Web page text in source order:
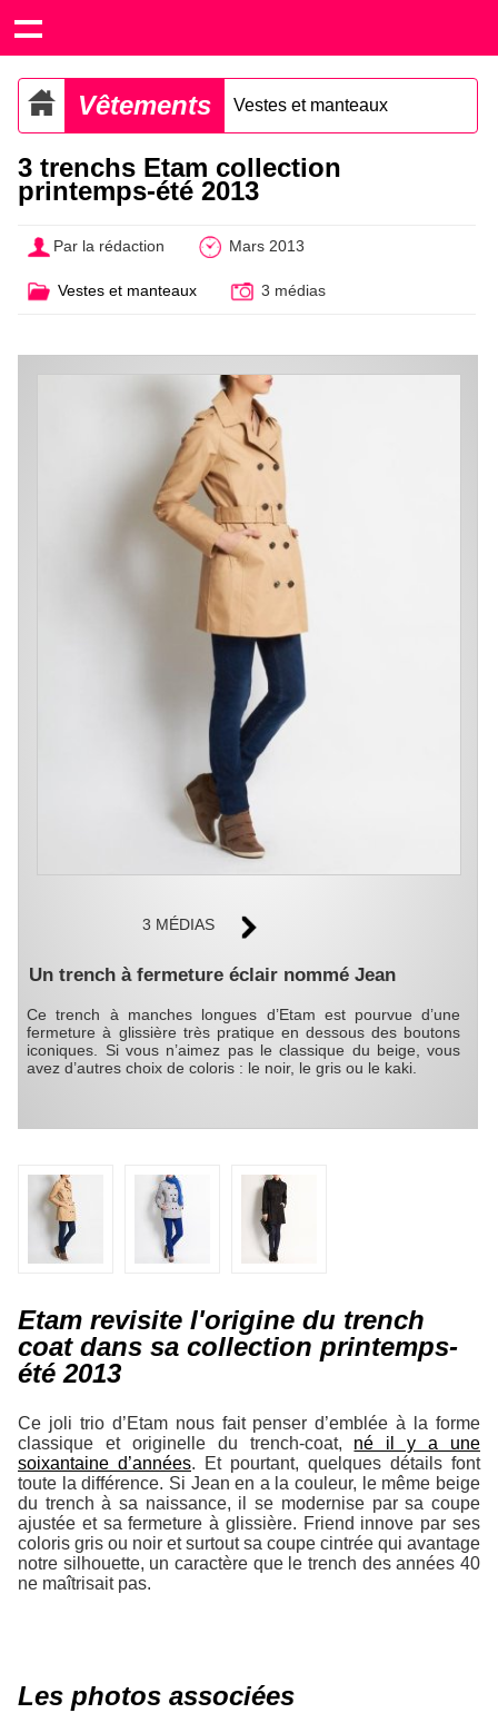
Vêtements Vestes et manteaux
3 trenchs Etam collection
printemps-été 2013
Par la rédaction Mars 2013
Vestes et manteaux 3 médias
3 MÉDIAS
Un trench à fermeture éclair nommé Jean
Ce trench à manches longues d’Etam est pourvue d’une
fermeture à glissière très pratique en dessous des boutons
iconiques. Si vous n’aimez pas le classique du beige, vous
avez d’autres choix de coloris : le noir, le gris ou le kaki.
Etam revisite l'origine du trench
coat dans sa collection printemps-
été 2013
Ce joli trio d’Etam nous fait penser d’emblée à la forme
classique et originelle du trench-coat, né il y a une
soixantaine d’années. Et pourtant, quelques détails font
toute la différence. Si Jean en a la couleur, le même beige
du trench à sa naissance, il se modernise par sa coupe
ajustée et sa fermeture à glissière. Friend innove par ses
coloris gris ou noir et surtout sa coupe cintrée qui avantage
notre silhouette, un caractère que le trench des années 40
ne maîtrisait pas.
Les photos associées